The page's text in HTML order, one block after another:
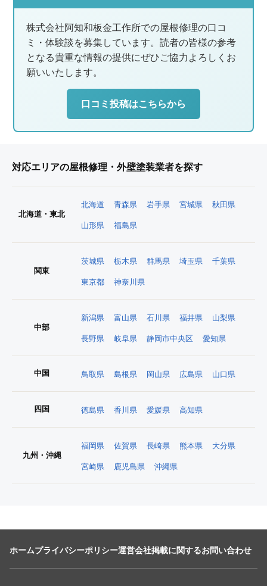
株式会社阿知和板金工作所での屋根修理の口コ
ミ・体験談を募集しています。読者の皆様の参考
となる貴重な情報の提供にぜひご協力よろしくお
願いいたします。
口コミ投稿はこちらから
対応エリアの屋根修理・外壁塗装業者を探す
北海道・東北
北海道 青森県 岩手県 宮城県 秋田県
山形県 福島県
関東
茨城県 栃木県 群馬県 埼玉県 千葉県
東京都 神奈川県
中部
新潟県 富山県 石川県 福井県 山梨県
長野県 岐阜県 静岡市中央区 愛知県
中国 鳥取県 島根県 岡山県 広島県 山口県
四国 徳島県 香川県 愛媛県 高知県
九州・沖縄
福岡県 佐賀県 長崎県 熊本県 大分県
宮崎県 鹿児島県 沖縄県
ホームプライバシーポリシー運営会社掲載に関するお問い合わせ